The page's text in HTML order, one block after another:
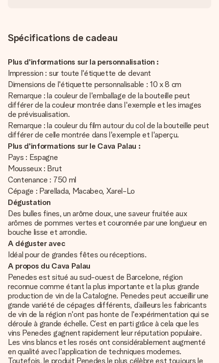
Spécifications de cadeau
Plus d'informations sur la personnalisation :
Impression : sur toute l'étiquette de devant
Dimensions de l'étiquette personnalisable : 10 x 8 cm
Remarque : la couleur de l'emballage de la bouteille peut
différer de la couleur montrée dans l'exemple et les images
de prévisualisation.
Remarque : la couleur du film autour du col de la bouteille peut
différer de celle montrée dans l'exemple et l'aperçu.
Plus d'informations sur le Cava Palau :
Pays : Espagne
Mousseux : Brut
Contenance : 750 ml
Cépage : Parellada, Macabeo, Xarel-Lo
Dégustation
Des bulles fines, un arôme doux, une saveur fruitée aux
arômes de pommes vertes et couronnée par une longueur en
bouche lisse et arrondie.
A déguster avec
Idéal pour de grandes fêtes ou réceptions.
A propos du Cava Palau
Penedes est situé au sud-ouest de Barcelone, région
reconnue comme étant la plus importante et la plus grande
production de vin de la Catalogne. Penedes peut accueillir une
grande variété de cépages différents, d’ailleurs les fabricants
de vin de la région n'ont pas honte de l'expérimentation qui se
déroule à grande échelle. C’est en parti grâce à cela que les
vins Penedes gagnent rapidement leur réputation populaire.
Les vins blancs et les rosés ont considérablement augmenté
en qualité avec l'application de techniques modernes.
Toutefois, le produit Penedes le plus célèbre est toujours le